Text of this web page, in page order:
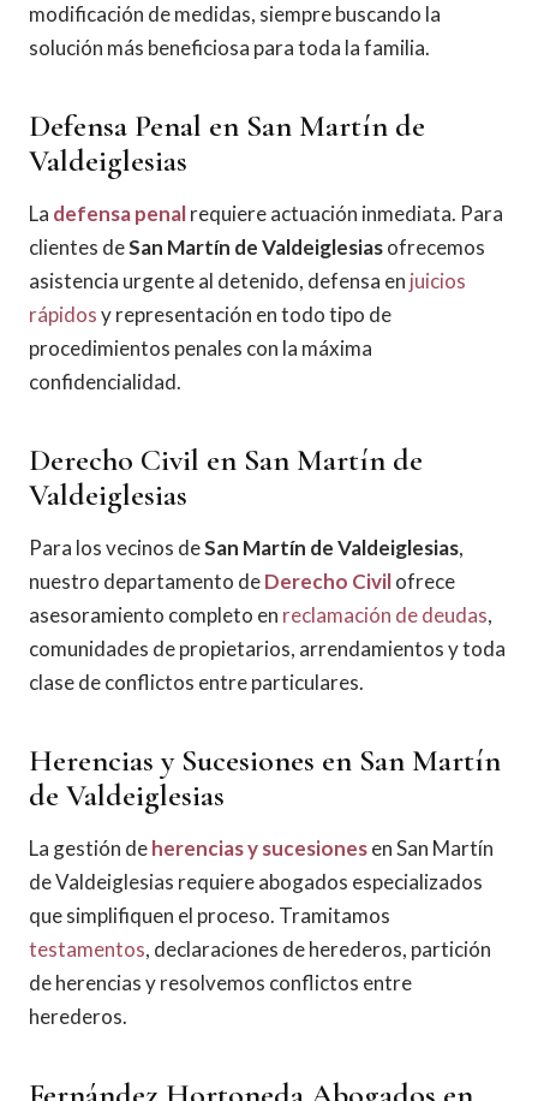
modificación de medidas, siempre buscando la
solución más beneficiosa para toda la familia.
Defensa Penal en San Martín de
Valdeiglesias
La defensa penalrequiere actuación inmediata. Para
clientes deSan Martín de Valdeiglesiasofrecemos
asistencia urgente al detenido, defensa en juicios
rápidosy representación en todo tipo de
procedimientos penales con la máxima
confidencialidad.
Derecho Civil en San Martín de
Valdeiglesias
Para los vecinos deSan Martín de Valdeiglesias,
nuestro departamento deDerecho Civilofrece
asesoramiento completo en reclamación de deudas,
comunidades de propietarios, arrendamientos y toda
clase de conflictos entre particulares.
Herencias y Sucesiones en San Martín
de Valdeiglesias
La gestión deherencias y sucesionesen San Martín
de Valdeiglesias requiere abogados especializados
que simplifiquen el proceso. Tramitamos
testamentos, declaraciones de herederos, partición
de herencias y resolvemos conflictos entre
herederos.